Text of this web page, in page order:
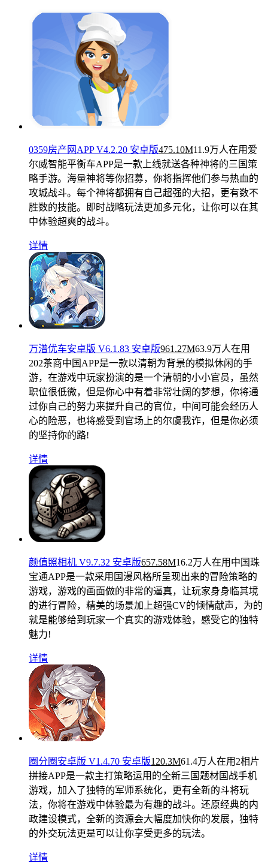
0359房产网APP V4.2.20 安卓版475.10M11.9万人在用 爱
尔威智能平衡车APP是一款上线就送各种神将的三国策
略手游。海量神将等你招募，你将指挥他们参与热血的
攻城战斗。每个神将都拥有自己超强的大招，更有数不
胜数的技能。即时战略玩法更加多元化，让你可以在其
中体验超爽的战斗。
详情
万潽优车安卓版 V6.1.83 安卓版961.27M63.9万人在用
202茶商中国APP是一款以清朝为背景的模拟休闲的手
游，在游戏中玩家扮演的是一个清朝的小小官员，虽然
职位很低微，但是你心中有着非常壮阔的梦想，你将通
过你自己的努力来提升自己的官位，中间可能会经历人
心的险恶，也将感受到官场上的尔虞我诈，但是你必须
的坚持你的路!
详情
颜值照相机 V9.7.32 安卓版657.58M16.2万人在用 中国珠
宝通APP是一款采用国漫风格所呈现出来的冒险策略的
游戏，游戏的画面做的非常的逼真，让玩家身身临其境
的进行冒险，精美的场景加上超强CV的倾情献声，为的
就是能够给到玩家一个真实的游戏体验，感受它的独特
魅力!
详情
圈分圈安卓版 V1.4.70 安卓版120.3M61.4万人在用 2相片
拼接APP是一款主打策略运用的全新三国题材国战手机
游戏，加入了独特的军师系统化，更有全新的斗将玩
法，你将在游戏中体验最为有趣的战斗。还原经典的内
政建设模式，全新的资源会大幅度加快你的发展，独特
的外交玩法更是可以让你享受更多的玩法。
详情